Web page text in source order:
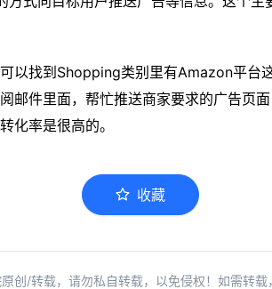
以找到Shopping类别里有Amazon平台
邮件里面，帮忙推送商家要求的广告页
化率是很高的。
收藏
创/转载，请勿私自转载，以免侵权！如需转